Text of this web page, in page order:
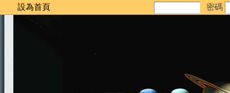
設為首頁 密碼